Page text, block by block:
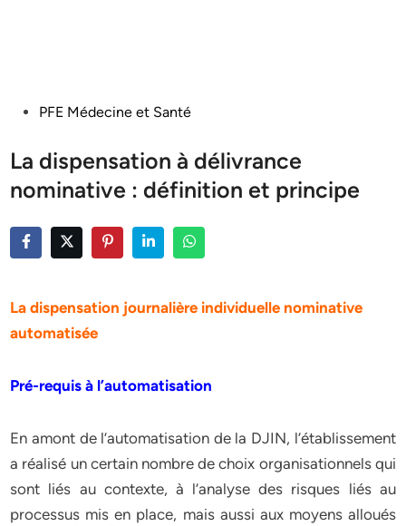
PostedPFE Médecine et Santé
La dispensation à délivrance
nominative : définition et principe
La dispensation journalière individuelle nominative
automatisée
Pré-requis à l’automatisation
En amont de l’automatisation de la DJIN, l’établissement
a réalisé un certain nombre de choix organisationnels qui
sont liés au contexte, à l’analyse des risques liés au
processus mis en place, mais aussi aux moyens alloués